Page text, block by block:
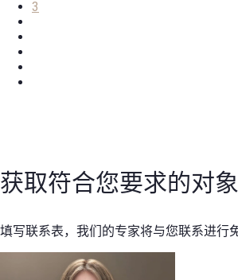
3
获取符合您要求的对
填写联系表，我们的专家将与您联系进行